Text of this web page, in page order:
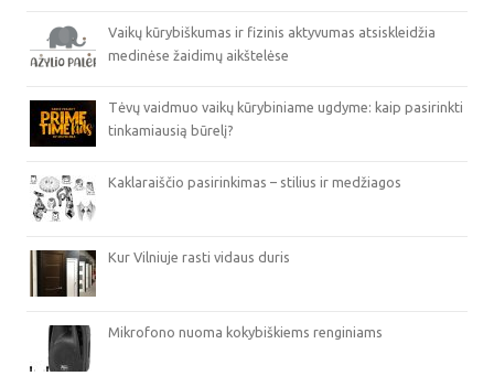
Vaikų kūrybiškumas ir fizinis aktyvumas atsiskleidžia
medinėse žaidimų aikštelėse
Tėvų vaidmuo vaikų kūrybiniame ugdyme: kaip pasirinkti
tinkamiausią būrelį?
Kaklaraiščio pasirinkimas – stilius ir medžiagos
Kur Vilniuje rasti vidaus duris
Mikrofono nuoma kokybiškiems renginiams